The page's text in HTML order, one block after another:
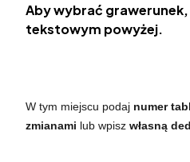
Aby wybrać
tekstowym powyżej.
W tym miejscu podaj numer
zmianami lub wpisz własną